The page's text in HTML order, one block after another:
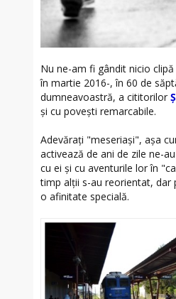
Nu ne-am fi gândit nicio
în martie 2016-, în 60 de
dumneavoastră, a cititorilor
şi cu poveşti remarcabile.
Adevăraţi "meseriaşi", aşa
activează de ani de zile ne-
cu ei şi cu aventurile lor în
timp alţii s-au reorientat, dar
o afinitate specială.